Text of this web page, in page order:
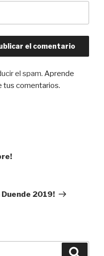
el spam. Aprende
tus comentarios.
Duende 2019!